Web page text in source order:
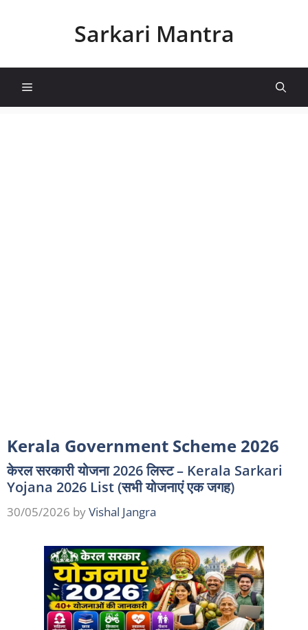
Sarkari Mantra
Menu
Kerala Government Scheme 2026
केरल सरकारी योजना 2026 लिस्ट – Kerala Sarkari
Yojana 2026 List (सभी योजनाएं एक जगह)
30/05/2026 byVishal Jangra